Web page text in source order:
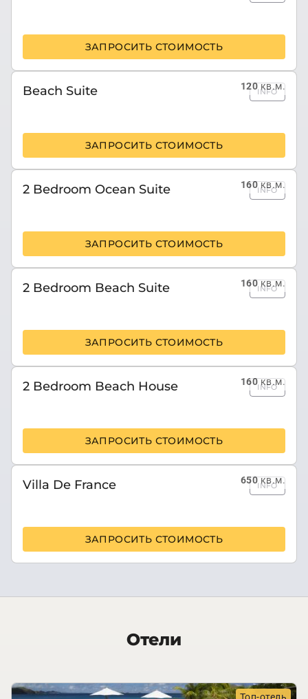
ЗАПРОСИТЬ СТОИМОСТЬ
120кв.м.
Beach Suite INFO
ЗАПРОСИТЬ СТОИМОСТЬ
160кв.м.
2 Bedroom Ocean Suite INFO
ЗАПРОСИТЬ СТОИМОСТЬ
160кв.м.
2 Bedroom Beach Suite INFO
ЗАПРОСИТЬ СТОИМОСТЬ
160кв.м.
2 Bedroom Beach House INFO
ЗАПРОСИТЬ СТОИМОСТЬ
650кв.м.
Villa De France INFO
ЗАПРОСИТЬ СТОИМОСТЬ
Отели